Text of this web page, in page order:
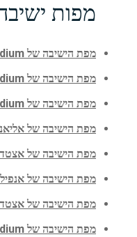
מפות
מפת הישיבה של AT&T Stadium
מפת הישיבה של Acrisure Stadium
מפת הישיבה של Allegiant Stadium
מפת הישיבה של
מפת הישיבה של
מפת הישיבה של
מפת הישיבה של
מפת הישיבה של Bank of America Stadium